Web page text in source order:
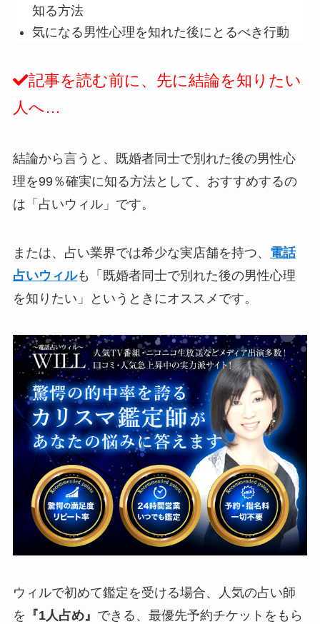
知る方法
気になる男性心理を知れた後にとるべき行動
記事を読む前に、先に結論を知りたい
人へ…
結論から言うと、既婚者同士で別れた後の男性心
理を99％確実に知る方法として、おすすめするの
は「占いウィル」です。
または、占い業界では希少な実店舗を持つ、 電話
占いウィルも「既婚者同士で別れた後の男性心理
を知りたい」というときにオススメです。
ウィルで初めて鑑定を受ける場合、人気の占い師
を 『1人占め』 できる、最優先予約チケットをもら